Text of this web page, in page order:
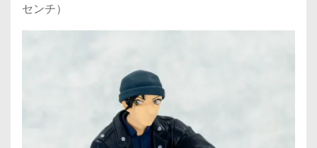
センチ）